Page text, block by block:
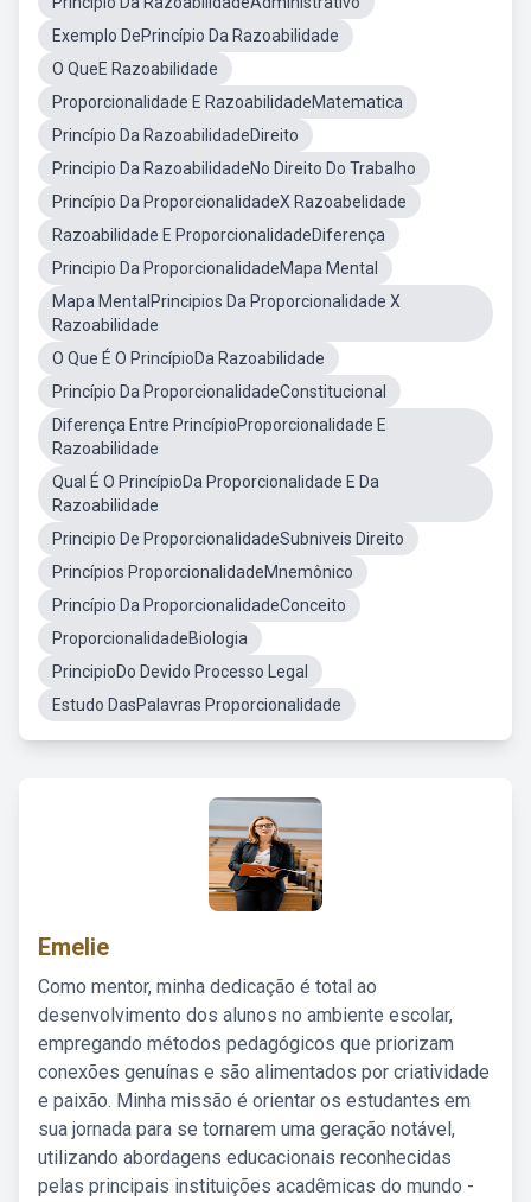
Exemplo DePrincípio Da Razoabilidade
O QueE Razoabilidade
Proporcionalidade E RazoabilidadeMatematica
Princípio Da RazoabilidadeDireito
Principio Da RazoabilidadeNo Direito Do Trabalho
Princípio Da ProporcionalidadeX Razoabelidade
Razoabilidade E ProporcionalidadeDiferença
Principio Da ProporcionalidadeMapa Mental
Mapa MentalPrincipios Da Proporcionalidade X
Razoabilidade
O Que É O PrincípioDa Razoabilidade
Princípio Da ProporcionalidadeConstitucional
Diferença Entre PrincípioProporcionalidade E
Razoabilidade
Qual É O PrincípioDa Proporcionalidade E Da
Razoabilidade
Principio De ProporcionalidadeSubniveis Direito
Princípios ProporcionalidadeMnemônico
Princípio Da ProporcionalidadeConceito
ProporcionalidadeBiologia
PrincipioDo Devido Processo Legal
Estudo DasPalavras Proporcionalidade
Emelie
Como mentor, minha dedicação é total ao
desenvolvimento dos alunos no ambiente escolar,
empregando métodos pedagógicos que priorizam
conexões genuínas e são alimentados por criatividade
e paixão. Minha missão é orientar os estudantes em
sua jornada para se tornarem uma geração notável,
utilizando abordagens educacionais reconhecidas
pelas principais instituições acadêmicas do mundo -